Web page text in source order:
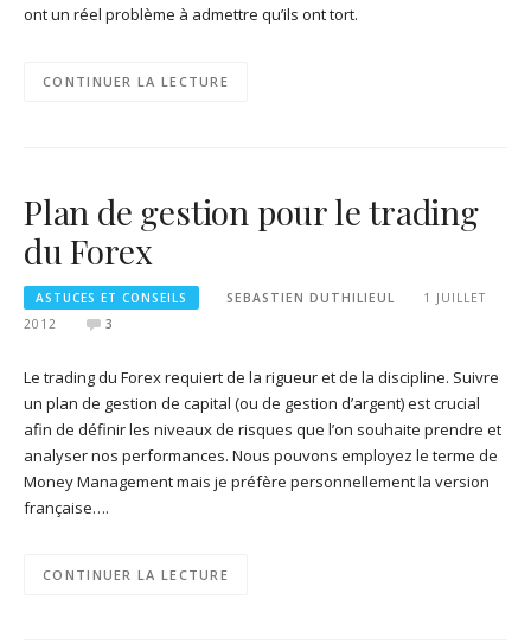
ont un réel problème à admettre qu’ils ont tort.
CONTINUER LA LECTURE
Plan de gestion pour le trading
du Forex
ASTUCES ET CONSEILS SEBASTIEN DUTHILIEUL
1 JUILLET
2012
3
Le trading du Forex requiert de la rigueur et de la discipline. Suivre
un plan de gestion de capital (ou de gestion d’argent) est crucial
afin de définir les niveaux de risques que l’on souhaite prendre et
analyser nos performances. Nous pouvons employez le terme de
Money Management mais je préfère personnellement la version
française….
CONTINUER LA LECTURE